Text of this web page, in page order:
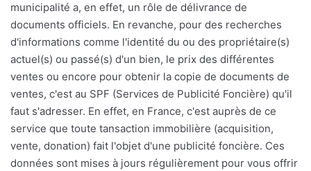
municipalité a, en effet, un rôle de délivrance de
documents officiels. En revanche, pour des recherches
d'informations comme l'identité du ou des propriétaire(s)
actuel(s) ou passé(s) d'un bien, le prix des différentes
ventes ou encore pour obtenir la copie de documents de
ventes, c'est au SPF (Services de Publicité Foncière) qu'il
faut s'adresser. En effet, en France, c'est auprès de ce
service que toute tansaction immobilière (acquisition,
vente, donation) fait l'objet d'une publicité foncière. Ces
données sont mises à jours régulièrement pour vous offrir